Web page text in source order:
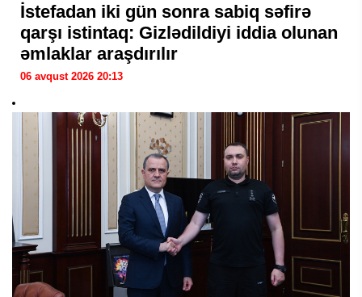
İstefadan iki gün sonra sabiq səfirə
qarşı istintaq: Gizlədildiyi iddia olunan
əmlaklar araşdırılır
06 avqust 2026 20:13